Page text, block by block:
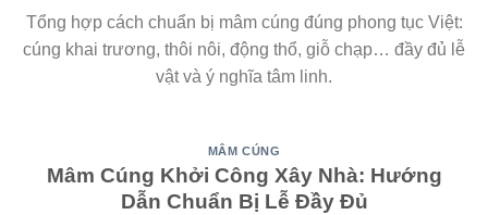
Tổng hợp cách chuẩn bị mâm cúng đúng phong tục Việt:
cúng khai trương, thôi nôi, động thổ, giỗ chạp… đầy đủ lễ
vật và ý nghĩa tâm linh.
MÂM CÚNG
Mâm Cúng Khởi Công Xây Nhà: Hướng
Dẫn Chuẩn Bị Lễ Đầy Đủ